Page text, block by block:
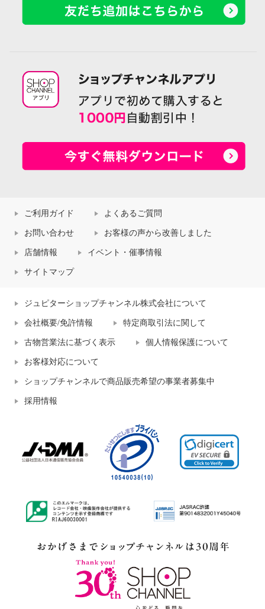
ご利用ガイド よくあるご質問
お問い合わせ お客様の声から改善しました
店舗情報 イベント・催事情報
サイトマップ
ジュピターショップチャンネル株式会社について
会社概要/免許情報 特定商取引法に関して
古物営業法に基づく表示 個人情報保護について
お客様対応について
ショップチャンネルで商品販売希望の事業者募集中
採用情報